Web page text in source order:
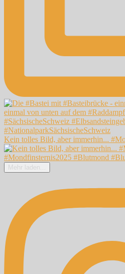
Kein tolles Bild, aber immerhin...
Mehr laden...